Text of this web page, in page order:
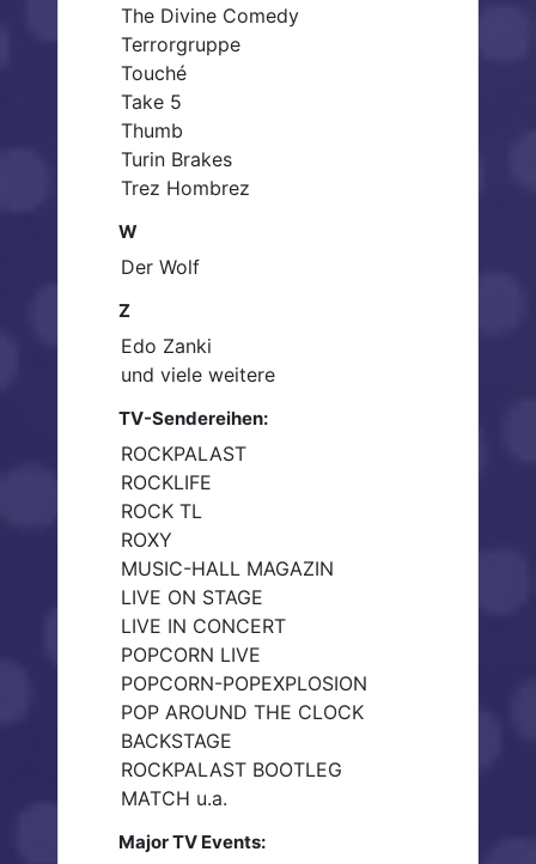
The Divine Comedy
Terrorgruppe
Touché
Take 5
Thumb
Turin Brakes
Trez Hombrez
W
Der Wolf
Z
Edo Zanki
und viele weitere
TV-Sendereihen:
ROCKPALAST
ROCKLIFE
ROCK TL
ROXY
MUSIC-HALL MAGAZIN
LIVE ON STAGE
LIVE IN CONCERT
POPCORN LIVE
POPCORN-POPEXPLOSION
POP AROUND THE CLOCK
BACKSTAGE
ROCKPALAST BOOTLEG
MATCH u.a.
Major TV Events: